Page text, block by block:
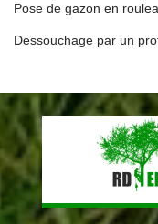
Pose de gazon en
Dessouchage par un